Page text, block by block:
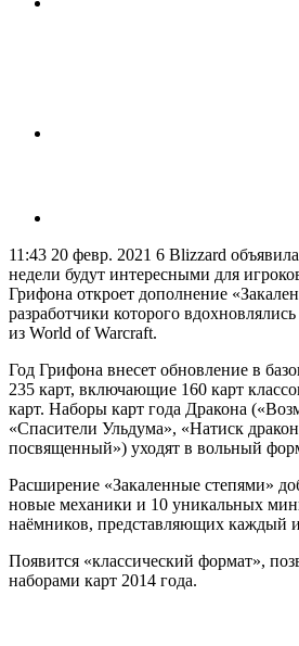
11:43 20 февр. 2021 6 Blizzard
недели будут интересными для
Грифона откроет дополнение
разработчики которого
из World of Warcraft.
Год Грифона внесет обновление в
235 карт, включающие 160 карт
карт. Наборы карт года Дракона
«Спасители Ульдума», «Натиск
посвященный») уходят в вольный
Расширение «Закаленные степями»
новые механики и 10 уникальных
наёмников, представляющих каждый
Появится «классический формат»,
наборами карт 2014 года.